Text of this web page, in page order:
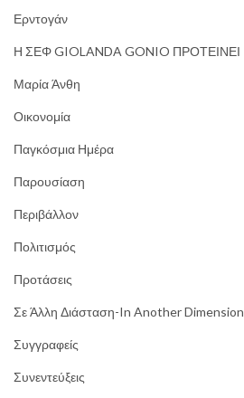
Ερντογάν
Η ΣΕΦ GIOLANDA GONIO ΠΡΟΤΕΙΝΕΙ
Μαρία Άνθη
Οικονομία
Παγκόσμια Ημέρα
Παρουσίαση
Περιβάλλον
Πολιτισμός
Προτάσεις
Σε Άλλη Διάσταση-In Another Dimension
Συγγραφείς
Συνεντεύξεις